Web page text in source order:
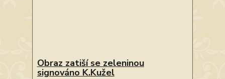
Obraz zatiší se zeleninou
signováno K.Kužel